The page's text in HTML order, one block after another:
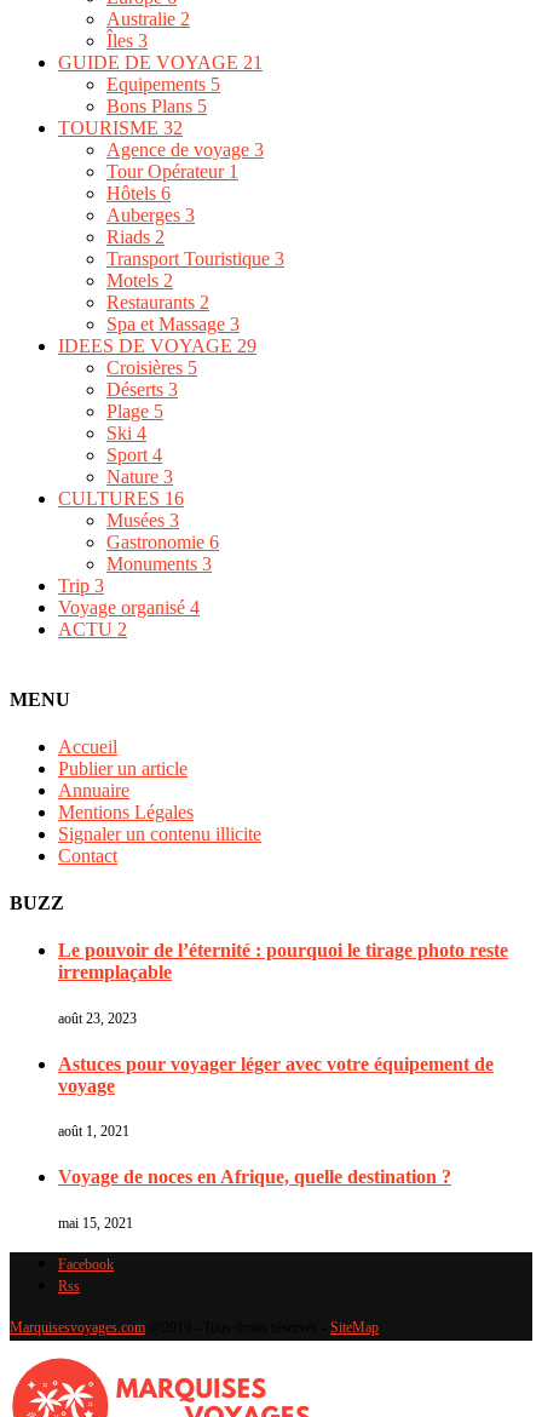
Australie 2
Îles 3
GUIDE DE VOYAGE 21
Equipements 5
Bons Plans 5
TOURISME 32
Agence de voyage 3
Tour Opérateur 1
Hôtels 6
Auberges 3
Riads 2
Transport Touristique 3
Motels 2
Restaurants 2
Spa et Massage 3
IDEES DE VOYAGE 29
Croisières 5
Déserts 3
Plage 5
Ski 4
Sport 4
Nature 3
CULTURES 16
Musées 3
Gastronomie 6
Monuments 3
Trip 3
Voyage organisé 4
ACTU 2
MENU
Accueil
Publier un article
Annuaire
Mentions Légales
Signaler un contenu illicite
Contact
BUZZ
Le pouvoir de l’éternité : pourquoi le tirage photo reste
irremplaçable
août 23, 2023
Astuces pour voyager léger avec votre équipement de
voyage
août 1, 2021
Voyage de noces en Afrique, quelle destination ?
mai 15, 2021
Facebook
Rss
Marquisesvoyages.com SiteMap